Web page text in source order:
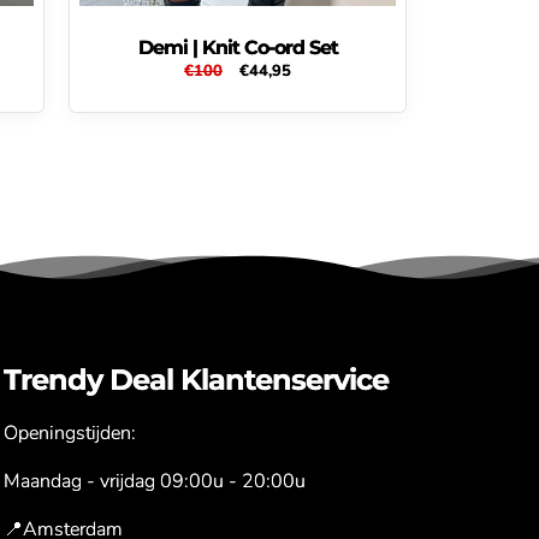
Demi | Knit Co-ord Set
Normale
€100 Aanbiedingsprijs
€44,95
Trendy Deal Klantenservice
Openingstijden:
Maandag - vrijdag 09:00u - 20:00u
📍Amsterdam